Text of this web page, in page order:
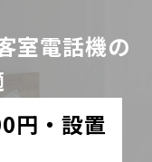
室電話機の
円・設置